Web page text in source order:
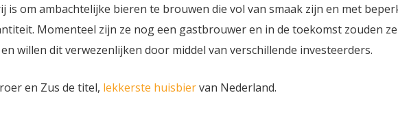
is om ambachtelijke bieren te brouwen die vol van smaak zijn en met
Momenteel zijn ze nog een gastbrouwer en in de toekomst zouden
willen dit verwezenlijken door middel van verschillende investeerders.
en Zus de titel, lekkerste huisbiervan Nederland.